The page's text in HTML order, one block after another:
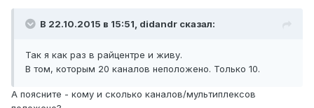
В 22.10.2015 в 15:51, didandr сказал:
Так я как раз в райцентре и живу.
В том, которым 20 каналов неположено. Только 10.
А поясните - кому и сколько каналов/мультиплексов